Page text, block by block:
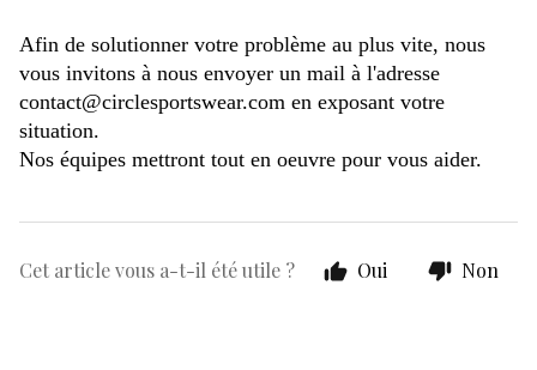
Afin de solutionner votre problème au plus vite, nous
contact@circlesportswear.com en exposant votre
situation.
Nos équipes mettront tout en oeuvre pour vous aider.
Cet article vous a-t-il été utile ? Oui Non